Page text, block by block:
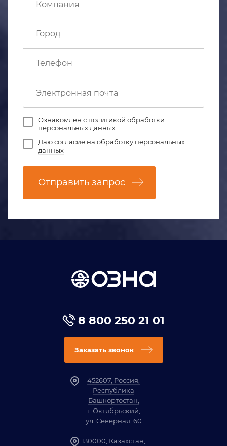
Ознакомлен с политикой обработки
персональных данных
Даюсогласие на обработку персональных
данных
Отправить запрос
8 800 250 21 01
Заказать звонок
452607, Россия,
Республика
Башкортостан,
г. Октябрьский,
ул. Северная, 60
130000, Казахстан,